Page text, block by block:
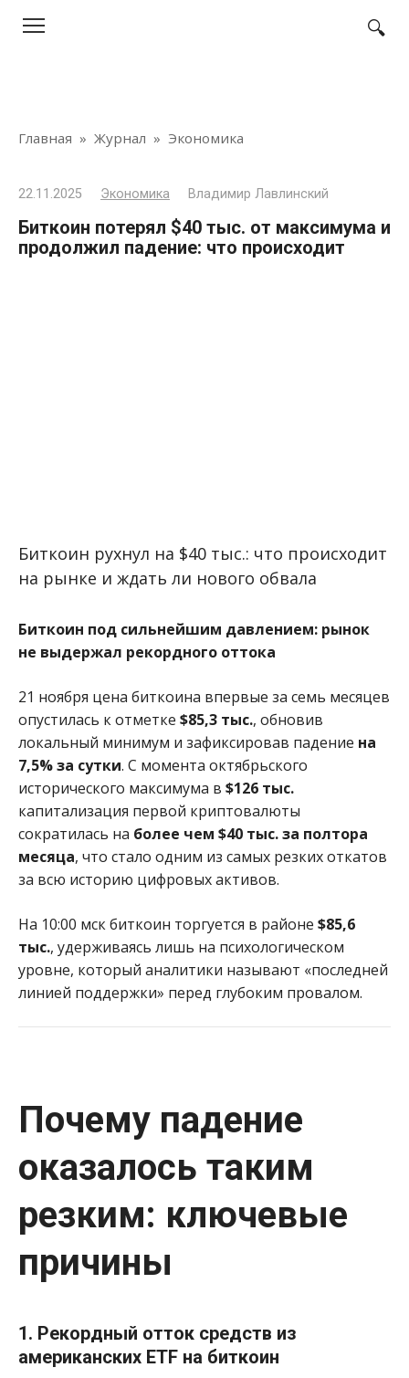
Главная » Журнал » Экономика
22.11.2025 Экономика Владимир Лавлинский
Биткоин потерял $40 тыс. от максимума и
продолжил падение: что происходит
Биткоин рухнул на $40 тыс.: что происходит
на рынке и ждать ли нового обвала
Биткоин под сильнейшим давлением: рынок
не выдержал рекордного оттока
21 ноября цена биткоина впервые за семь месяцев
опустилась к отметке $85,3 тыс., обновив
локальный минимум и зафиксировав падение на
7,5% за сутки. С момента октябрьского
исторического максимума в $126 тыс.
капитализация первой криптовалюты
сократилась на более чем $40 тыс. за полтора
месяца, что стало одним из самых резких откатов
за всю историю цифровых активов.
На 10:00 мск биткоин торгуется в районе $85,6
тыс., удерживаясь лишь на психологическом
уровне, который аналитики называют «последней
линией поддержки» перед глубоким провалом.
Почему падение
оказалось таким
резким: ключевые
причины
1. Рекордный отток средств из
американских ETF на биткоин